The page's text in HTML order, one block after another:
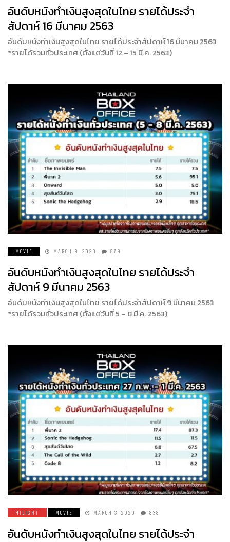
อันดับหนังทำเงินสูงสุดในไทย รายได้ประจำ
สัปดาห์ 16 มีนาคม 2563
อันดับหนังทำเงินสูงสุดในไทย รายได้ประจำสัปดาห์ 16 มีนาคม 2563
*รายได้รวมทั่วประเทศ (ตั้งแต่วันที่ 12 – 15 มี.ค. 2563)
MOVIE MARCH 9, 2020 879
อันดับหนังทำเงินสูงสุดในไทย รายได้ประจำ
สัปดาห์ 9 มีนาคม 2563
อันดับหนังทำเงินสูงสุดในไทย รายได้ประจำสัปดาห์ 9 มีนาคม 2563
*รายได้รวมทั่วประเทศ (ตั้งแต่วันที่ 5 – 8 มี.ค. 2563)
HILIGHT MOVIE MARCH 3, 2020 838
อันดับหนังทำเงินสูงสุดในไทย รายได้ประจำ